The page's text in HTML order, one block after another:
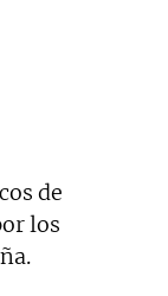
de
los